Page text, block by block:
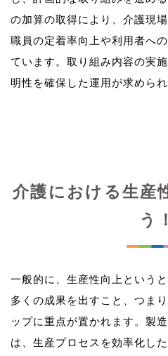
の加算の取得により、介護現
職員の定着率向上や利用者へ
ています。取り組み内容の実
介護における生産
う！
一般的に、生産性向上という
多くの成果を出すこと、つま
ップに重点が置かれます。製
は、生産プロセスを効率化し